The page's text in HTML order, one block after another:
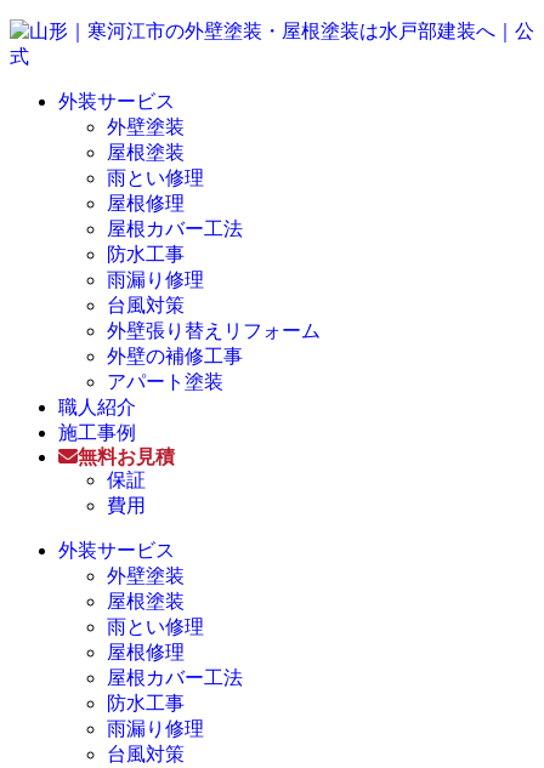
外装サービス
外壁塗装
屋根塗装
雨とい修理
屋根修理
屋根カバー工法
防水工事
雨漏り修理
台風対策
外壁張り替えリフォーム
外壁の補修工事
アパート塗装
職人紹介
施工事例
無料お見積
保証
費用
外装サービス
外壁塗装
屋根塗装
雨とい修理
屋根修理
屋根カバー工法
防水工事
雨漏り修理
台風対策